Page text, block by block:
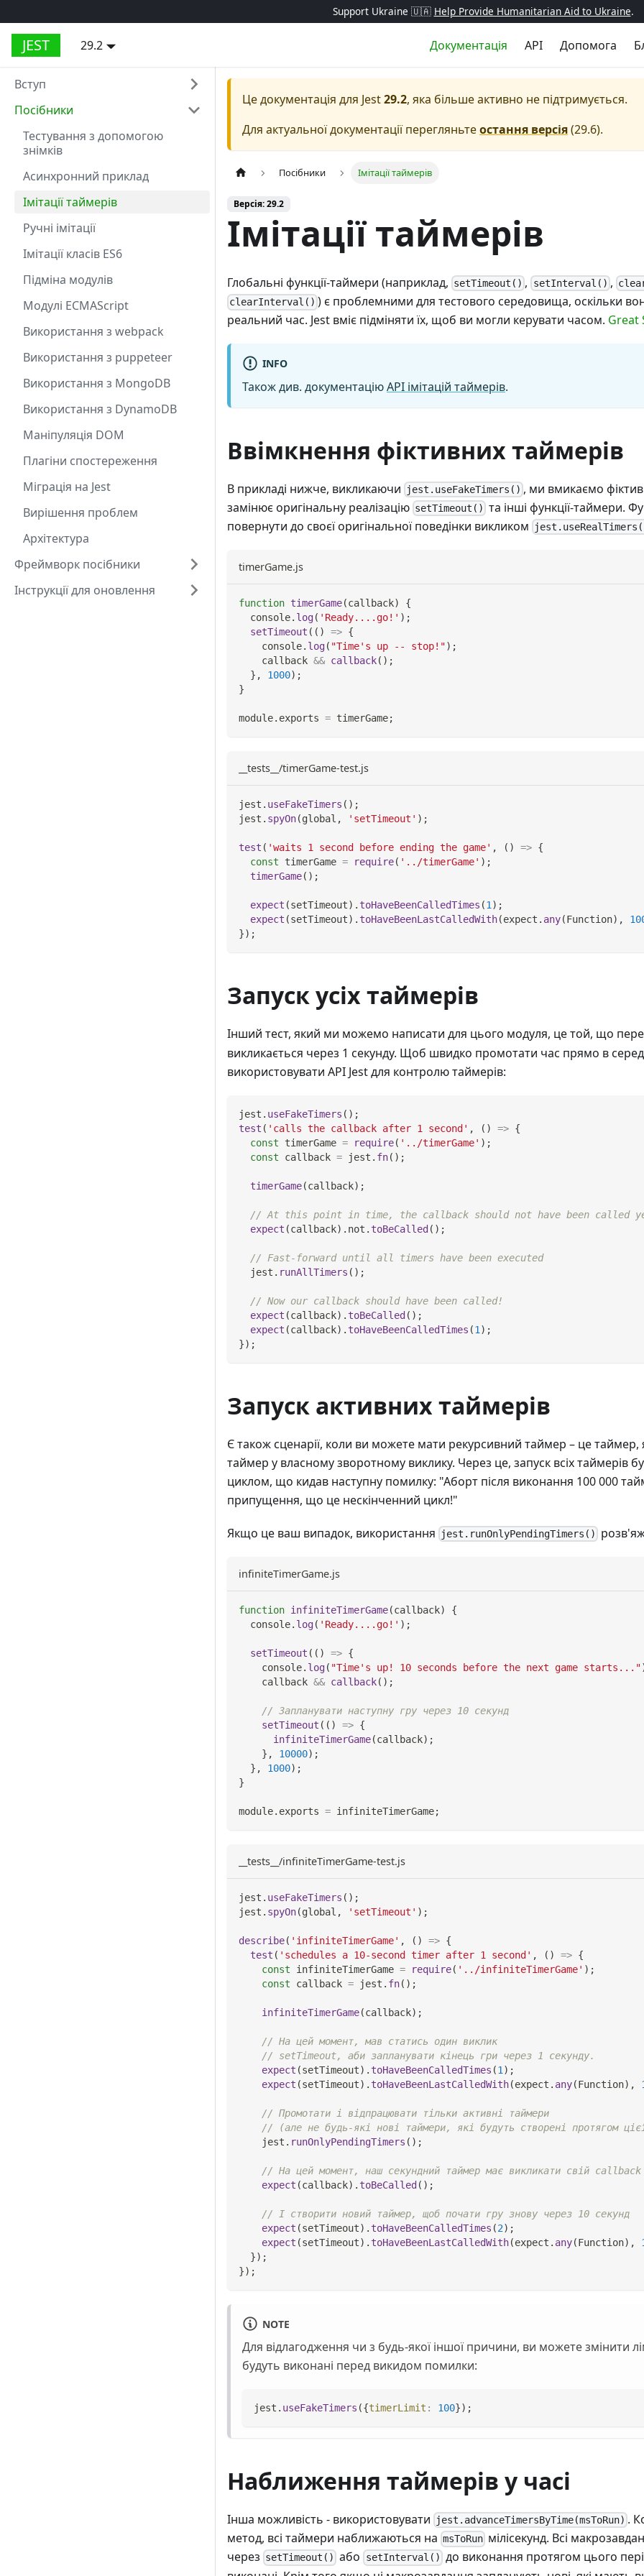
Support Ukraine 🇺🇦 Help Provide Humanitarian Aid to Ukraine.
JEST 29.2 Документація API Допомога
Вступ
Посібники
Тестування з допомогою
знімків
Асинхронний приклад
Імітації таймерів
Ручні імітації
Імітації класів ES6
Підміна модулів
Модулі ECMAScript
Використання з webpack
Використання з puppeteer
Використання з MongoDB
Використання з DynamoDB
Маніпуляція DOM
Плагіни спостереження
Міграція на Jest
Вирішення проблем
Архітектура
Фреймворк посібники
Інструкції для оновлення
Це документація для Jest29.2, яка більше активно не підтримується.
Для актуальної документації перегляньтеостання версія(29.6).
Посібники Імітації таймерів
Версія: 29.2
Імітації таймерів
Глобальні функції-таймери (наприклад, setTimeout() , setInterval() ,
clearInterval() ) є проблемними для тестового середовища, оскільки
реальний час. Jest вміє підміняти їх, щоб ви могли керувати часом. Great
INFO
Також див. документаціюAPI імітацій таймерів.
Ввімкнення фіктивних таймерів
В прикладі нижче, викликаючи jest.useFakeTimers() , ми вмикаємо
замінює оригінальну реалізацію setTimeout() та інші функції-таймери.
повернути до своєї оригінальної поведінки викликом
timerGame.js
function timerGame(callback)
{
console. log( 'Ready....go!' ) ;
setTimeout ( ( ) => {
console. log( "Time's up -- stop!") ;
    callback
&& callback( ) ;
} , 1000) ;
}
module. exports = timerGame;
__tests__/timerGame-test.js
jest . useFakeTimers ( ) ;
jest . spyOn(global , 'setTimeout' ) ;
test ( 'waits 1 second before ending the game' , ( ) => {
const timerGame = require( '../timerGame' ) ;
timerGame( ) ;
expect (setTimeout) . toHaveBeenCalledTimes (1) ;
expect (setTimeout) . toHaveBeenLastCalledWith(expect . any(Function) ,
}) ;
Запуск усіх таймерів
Інший тест, який ми можемо написати для цього модуля, це той, що
викликається через 1 секунду. Щоб швидко промотати час прямо в
використовувати API Jest для контролю таймерів:
jest . useFakeTimers ( ) ;
test ( 'calls the callback after 1 second' , ( ) => {
const timerGame = require( '../timerGame' ) ;
const callback = jest . fn( ) ;
timerGame(callback) ;
// At this point in time, the callback should not have been called
expect (callback) . not . toBeCalled( ) ;
// Fast-forward until all timers have been executed
  jest
. runAllTimers ( ) ;
// Now our callback should have been called!
expect (callback) . toBeCalled( ) ;
expect (callback) . toHaveBeenCalledTimes (1 ) ;
}) ;
Запуск активних таймерів
Є також сценарії, коли ви можете мати рекурсивний таймер – це таймер,
таймер у власному зворотному виклику. Через це, запуск всіх таймерів
циклом, що кидав наступну помилку: "Аборт після виконання 100 000
припущення, що це нескінченний цикл!"
Якщо це ваш випадок, використання jest.runOnlyPendingTimers()
infiniteTimerGame.js
function infiniteTimerGame(callback)
{
console. log( 'Ready....go!' ) ;
setTimeout ( ( ) => {
console. log( "Time's up! 10 seconds before the next game starts..."
    callback
&& callback( ) ;
// Запланувати наступну гру через 10 секунд
setTimeout ( ( ) => {
infiniteTimerGame(callback) ;
} , 10000) ;
} , 1000) ;
}
module. exports = infiniteTimerGame;
__tests__/infiniteTimerGame-test.js
jest . useFakeTimers ( ) ;
jest . spyOn(global , 'setTimeout' ) ;
describe( 'infiniteTimerGame' , ( ) => {
test ( 'schedules a 10-second timer after 1 second' , ( ) => {
const infiniteTimerGame = require( '../infiniteTimerGame' ) ;
const callback = jest . fn( ) ;
infiniteTimerGame(callback) ;
// На цей момент, мав статись один виклик
// setTimeout, аби запланувати кінець гри через 1 секунду.
expect (setTimeout) . toHaveBeenCalledTimes (1 ) ;
expect (setTimeout) . toHaveBeenLastCalledWith(expect . any(Function) ,
// Промотати і відпрацювати тільки активні таймери
// (але не будь-які нові таймери, які будуть створені протягом
    jest
. runOnlyPendingTimers ( ) ;
// На цей момент, наш секундний таймер має викликати свій callback
expect (callback) . toBeCalled ( ) ;
// І створити новий таймер, щоб почати гру знову через 10 секунд
expect (setTimeout) . toHaveBeenCalledTimes (2) ;
expect (setTimeout) . toHaveBeenLastCalledWith(expect . any(Function) ,
}) ;
}) ;
NOTE
Для відлагодження чи з будь-якої іншої причини, ви можете змінити
будуть виконані перед викидом помилки:
jest . useFakeTimers ({timerLimit : 100}) ;
Наближення таймерів у часі
Інша можливість - використовувати jest.advanceTimersByTime(msToRun) .
метод, всі таймери наближаються на msToRun мілісекунд. Всі
через setTimeout() або setInterval() до виконання протягом цього